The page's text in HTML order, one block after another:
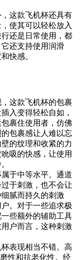
，这款飞机杯还具有
使其可以轻松放入
还是日常使用，都
还支持使用润滑
快感。
，这款飞机杯的包裹
入变得轻松自如，
裹住使用者，仿佛
包裹感让人难以忘
的纹理和收紧的力
吸的快感，让使用
于中等水平。通道
于刺激，也不会让
腻而持久的刺激
。对于一些追求极
些额外的辅助工具
户而言，这种刺激
表现相当不错。高
性和抗老化性。经